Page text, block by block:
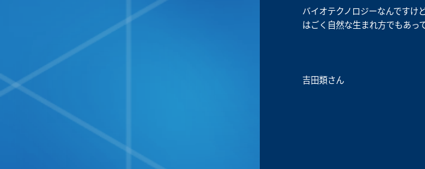
バイオテクノロジーなんですけ
はごく自然な生まれ方でもあっ
吉田類さん